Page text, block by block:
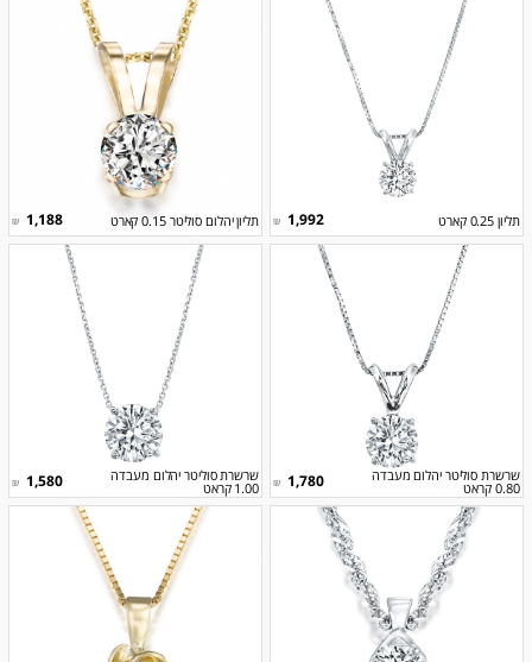
תליון 0.25 קארט 1,992
₪ תליון יהלום סוליטר 0.15 קארט 1,188
₪
שרשרת סוליטר יהלום מעבדה
0.80 קראט
1,780
₪
שרשרת סוליטר יהלום מעבדה
1.00 קראט
1,580
₪